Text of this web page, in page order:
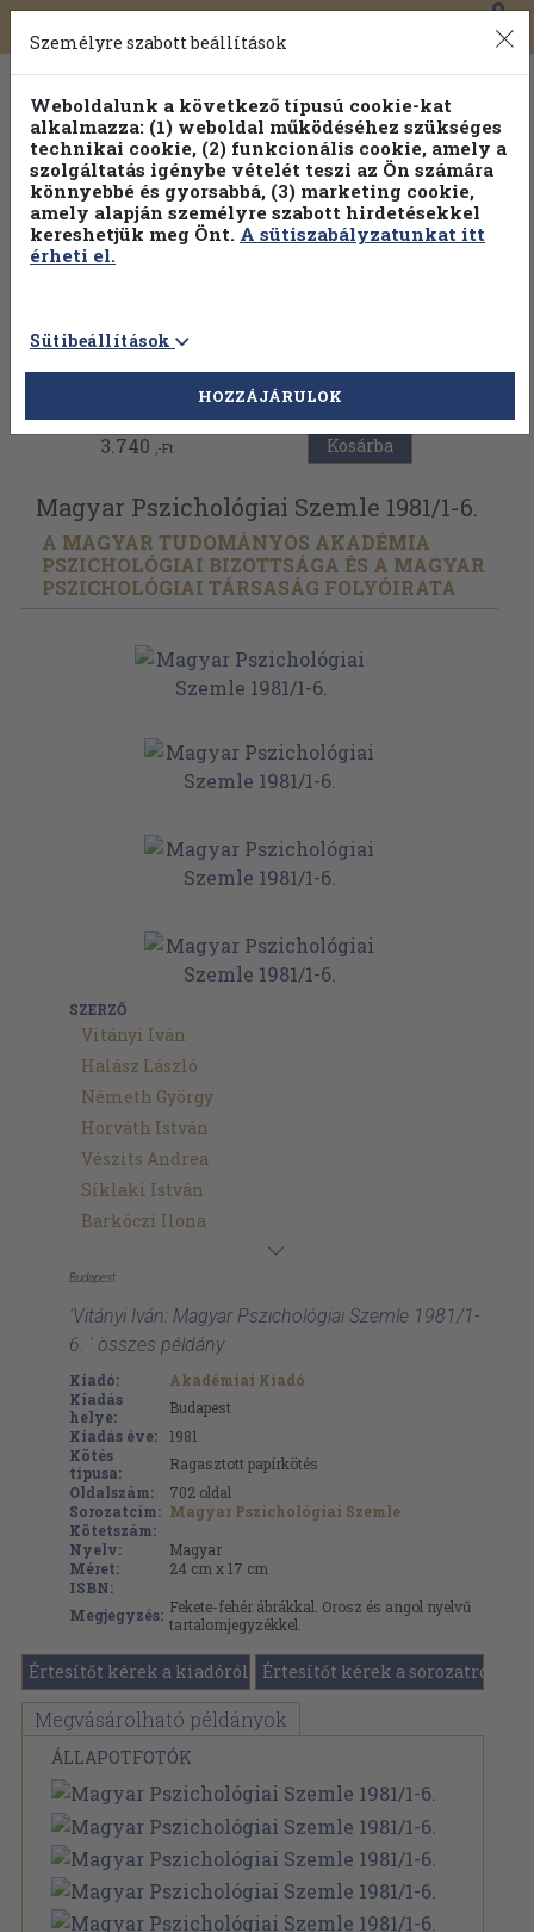
Toggle
navigation
0
Válogasson több mint 1.000.000 kiadványunk közül
100% kedvezménnyel!
Vissza az előző oldalra
3.740 ,-Ft Kosárba
Magyar Pszichológiai Szemle 1981/1-6.
A MAGYAR TUDOMÁNYOS AKADÉMIA
PSZICHOLÓGIAI BIZOTTSÁGA ÉS A MAGYAR
PSZICHOLÓGIAI TÁRSASÁG FOLYÓIRATA
SZERZŐ
Vitányi Iván
Halász László
Németh György
Horváth István
Vészits Andrea
Síklaki István
Barkóczi Ilona
Budapest
'Vitányi Iván: Magyar Pszichológiai Szemle 1981/1-
6. ' összes példány
Kiadó:
Akadémiai Kiadó
Kiadás
helye:
Budapest
Kiadás éve:
1981
Kötés
típusa:
Ragasztott papírkötés
Oldalszám:
702 oldal
Sorozatcím: Magyar Pszichológiai Szemle
Kötetszám:
Nyelv:
Magyar
Méret:
24 cm x 17 cm
ISBN:
Megjegyzés: Fekete-fehér ábrákkal. Orosz és angol nyelvű
tartalomjegyzékkel.
Értesítőt kérek a kiadóról Értesítőt kérek a sorozatról
Megvásárolható példányok
ÁLLAPOTFOTÓK
Személyre szabott beállítások
Weboldalunk a következő típusú cookie-kat
alkalmazza: (1) weboldal működéséhez szükséges
technikai cookie, (2) funkcionális cookie, amely a
szolgáltatás igénybe vételét teszi az Ön számára
könnyebbé és gyorsabbá, (3) marketing cookie,
amely alapján személyre szabott hirdetésekkel
kereshetjük meg Önt. A sütiszabályzatunkat itt
érheti el.
Sütibeállítások
HOZZÁJÁRULOK